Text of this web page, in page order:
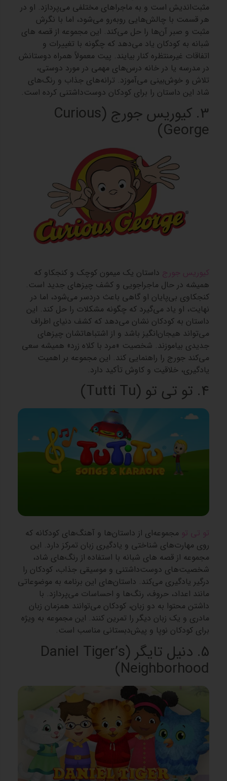
مثبت‌اندیش است و به ماجراهای مختلفی می‌پردازد. او در
هر قسمت با چالش‌هایی روبه‌رو می‌شود، اما با نگرش
مثبت و صبر آن‌ها را حل می‌کند. این مجموعه از قصه های
شبانه به کودکان یاد می‌دهد که چگونه با تغییرات و
اتفاقات غیرمنتظره کنار بیایند. پیت معمولاً همراه دوستانش
در مدرسه یا در خانه درس‌های مهمی در مورد دوستی،
تلاش و خوش‌بینی می‌آموزد. ترانه‌های جذاب و رنگ‌های
شاد این داستان را برای کودکان دوست‌داشتنی کرده است.
3. کیوریس جورج (Curious
George)
کیوریس جورج داستان یک میمون کوچک و کنجکاو که
همیشه در حال ماجراجویی و کشف چیزهای جدید است.
کنجکاوی بی‌پایان او گاهی باعث دردسر می‌شود، اما در
نهایت، او یاد می‌گیرد که چگونه مشکلات را حل کند. این
داستان به کودکان نشان می‌دهد که کشف دنیای اطراف
می‌تواند هیجان‌انگیز باشد و از اشتباهاتشان چیزهای
جدیدی بیاموزند. شخصیت «مرد با کلاه زرد» همیشه سعی
می‌کند جورج را راهنمایی کند. این مجموعه بر اهمیت
یادگیری، خلاقیت و کاوش تأکید دارد.
4. تو تی تو (Tutti Tu)
تو تی تو مجموعه‌ای از داستان‌ها و آهنگ‌های کودکانه که
روی مهارت‌های شناختی و یادگیری زبان تمرکز دارد. این
مجموعه از قصه های شبانه با استفاده از رنگ‌های شاد،
شخصیت‌های دوست‌داشتنی و موسیقی جذاب، کودکان را
درگیر یادگیری می‌کند. داستان‌های این برنامه به موضوعاتی
مانند اعداد، حروف، رنگ‌ها و احساسات می‌پردازد. با
داشتن محتوا به دو زبان، کودکان می‌توانند همزمان زبان
مادری و یک زبان دیگر را تمرین کنند. این مجموعه به ویژه
برای کودکان نوپا و پیش‌دبستانی مناسب است.
5. دنیل تایگر (Daniel Tiger’s
Neighborhood)